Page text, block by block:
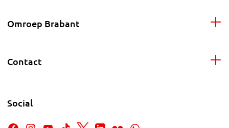
Omroep Brabant
Contact
Social